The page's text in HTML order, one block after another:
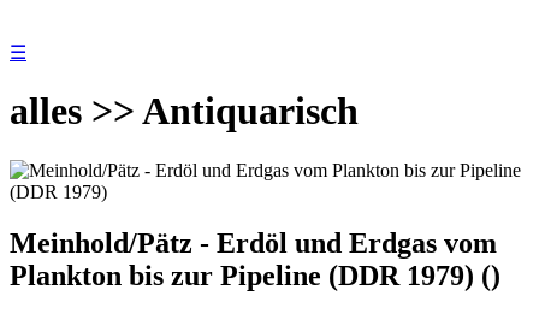
☰
alles >> Antiquarisch
Meinhold/Pätz - Erdöl und Erdgas vom
Plankton bis zur Pipeline (DDR 1979) ()